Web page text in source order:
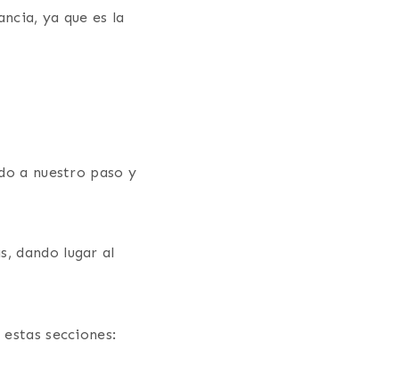
ya que es la
a nuestro paso y
dando lugar al
secciones: